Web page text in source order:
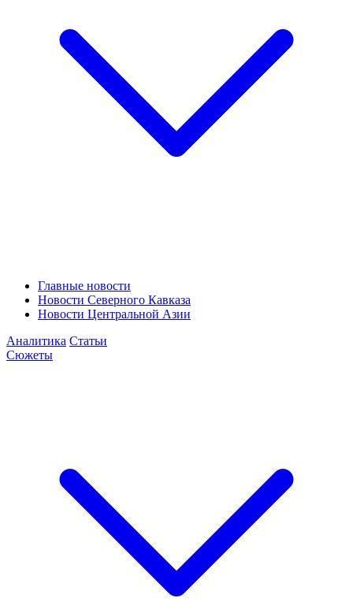
Главные новости
Новости Северного Кавказа
Новости Центральной Азии
Аналитика Статьи
Сюжеты